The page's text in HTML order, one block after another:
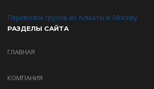
Перевозки грузов из Алматы в Москву
РАЗДЕЛЫ САЙТА
ГЛАВНАЯ
КОМПАНИЯ